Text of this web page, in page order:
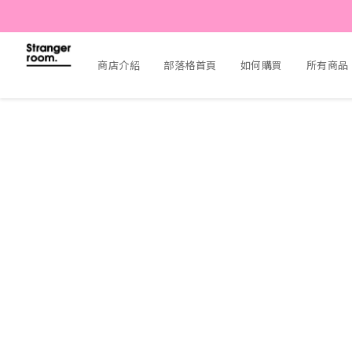
商店介紹 部落格首頁 如何購買 所有商品